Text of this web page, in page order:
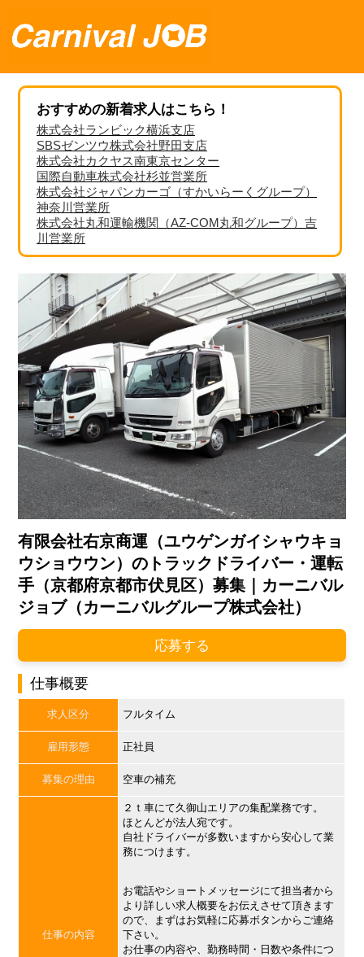
おすすめの新着求人はこちら！
株式会社ランビック横浜支店
SBSゼンツウ株式会社野田支店
株式会社カクヤス南東京センター
国際自動車株式会社杉並営業所
株式会社ジャパンカーゴ（すかいらーくグループ）
神奈川営業所
株式会社丸和運輸機関（AZ-COM丸和グループ）吉
川営業所
有限会社右京商運（ユウゲンガイシャウキョ
ウショウウン）のトラックドライバー・運転
手（京都府京都市伏見区）募集｜カーニバル
ジョブ（カーニバルグループ株式会社）
応募する
仕事概要
求人区分 フルタイム
雇用形態 正社員
募集の理由 空車の補充
仕事の内容
２ｔ車にて久御山エリアの集配業務です。
ほとんどが法人宛です。
自社ドライバーが多数いますから安心して業
務につけます。
お電話やショートメッセージにて担当者から
より詳しい求人概要をお伝えさせて頂きます
ので、まずはお気軽に応募ボタンからご連絡
下さい。
お仕事の内容や、勤務時間・日数や条件につ